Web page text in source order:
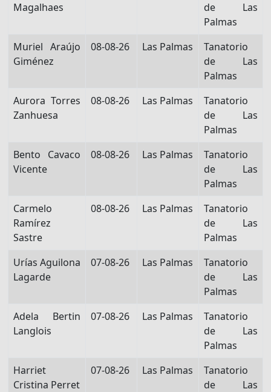
Magalhaes
de Las
Palmas
Muriel Araújo
Giménez
08-08-26 Las Palmas
Tanatorio
de Las
Palmas
Aurora Torres
Zanhuesa
08-08-26 Las Palmas
Tanatorio
de Las
Palmas
Bento Cavaco
Vicente
08-08-26 Las Palmas
Tanatorio
de Las
Palmas
Carmelo
Ramírez
Sastre
08-08-26 Las Palmas
Tanatorio
de Las
Palmas
Urías Aguilona
Lagarde
07-08-26 Las Palmas
Tanatorio
de Las
Palmas
Adela Bertin
Langlois
07-08-26 Las Palmas
Tanatorio
de Las
Palmas
Harriet
Cristina Perret
07-08-26 Las Palmas
Tanatorio
de Las